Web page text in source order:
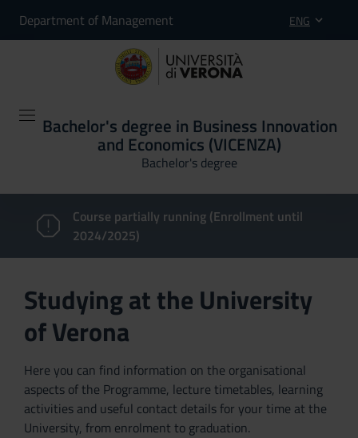
Department of Management ENG
Bachelor's degree in Business Innovation
and Economics (VICENZA)
Bachelor's degree
Course partially running (Enrollment until
2024/2025)
Studying at the University
of Verona
Here you can find information on the organisational
aspects of the Programme, lecture timetables, learning
activities and useful contact details for your time at the
University, from enrolment to graduation.